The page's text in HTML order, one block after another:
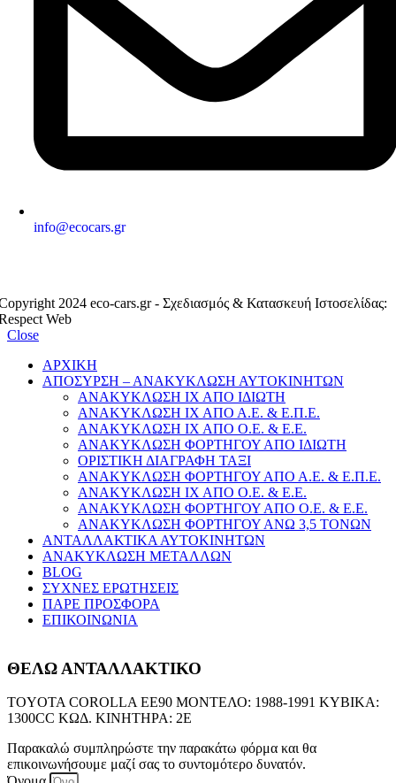
info@ecocars.gr
2024 eco-cars.gr - Σχεδιασμός & Κατασκευή Ιστοσελίδας:
Web
Close
ΑΡΧΙΚΗ
ΑΠΟΣΥΡΣΗ – ΑΝΑΚΥΚΛΩΣΗ ΑΥΤΟΚΙΝΗΤΩΝ
ΑΝΑΚΥΚΛΩΣΗ ΙΧ ΑΠΟ ΙΔΙΩΤΗ
ΑΝΑΚΥΚΛΩΣΗ ΙΧ ΑΠΟ Α.Ε. & Ε.Π.Ε.
ΑΝΑΚΥΚΛΩΣΗ ΙΧ ΑΠΟ Ο.Ε. & Ε.Ε.
ΑΝΑΚΥΚΛΩΣΗ ΦΟΡΤΗΓΟΥ ΑΠΟ ΙΔΙΩΤΗ
ΟΡΙΣΤΙΚΗ ΔΙΑΓΡΑΦΗ ΤΑΞΙ
ΑΝΑΚΥΚΛΩΣΗ ΦΟΡΤΗΓΟΥ ΑΠΟ Α.Ε. & Ε.Π.Ε.
ΑΝΑΚΥΚΛΩΣΗ ΙΧ ΑΠΟ Ο.Ε. & Ε.Ε.
ΑΝΑΚΥΚΛΩΣΗ ΦΟΡΤΗΓΟΥ ΑΠΟ Ο.Ε. & Ε.Ε.
ΑΝΑΚΥΚΛΩΣΗ ΦΟΡΤΗΓΟΥ ΑΝΩ 3,5 ΤΟΝΩΝ
ΑΝΤΑΛΛΑΚΤΙΚΑ ΑΥΤΟΚΙΝΗΤΩΝ
ΑΝΑΚΥΚΛΩΣΗ ΜΕΤΑΛΛΩΝ
BLOG
ΣΥΧΝΕΣ ΕΡΩΤΗΣΕΙΣ
ΠΑΡΕ ΠΡΟΣΦΟΡΑ
ΕΠΙΚΟΙΝΩΝΙΑ
ΘΕΛΩ ΑΝΤΑΛΛΑΚΤΙΚΟ
TOYOTA COROLLA EE90 ΜΟΝΤΕΛΟ: 1988-1991 ΚΥΒΙΚΑ:
1300CC ΚΩΔ. ΚΙΝΗΤΗΡΑ: 2E
Παρακαλώ συμπληρώστε την παρακάτω φόρμα και θα
επικοινωνήσουμε μαζί σας το συντομότερο δυνατόν.